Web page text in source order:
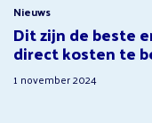
Nieuws
Dit zijn de beste
direct kosten te
1 november 2024